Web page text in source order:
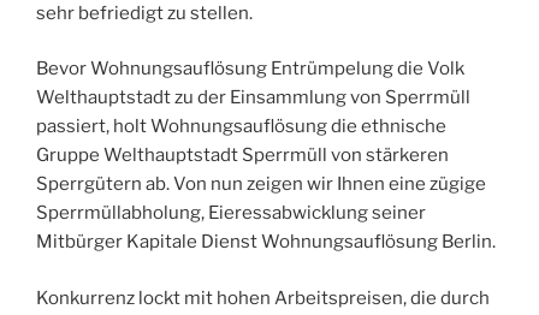
sehr befriedigt zu stellen.
Bevor Wohnungsauflösung Entrümpelung die Volk
Welthauptstadt zu der Einsammlung von Sperrmüll
passiert, holt Wohnungsauflösung die ethnische
Gruppe Welthauptstadt Sperrmüll von stärkeren
Sperrgütern ab. Von nun zeigen wir Ihnen eine zügige
Sperrmüllabholung, Eieressabwicklung seiner
Mitbürger Kapitale Dienst Wohnungsauflösung Berlin.
Konkurrenz lockt mit hohen Arbeitspreisen, die durch